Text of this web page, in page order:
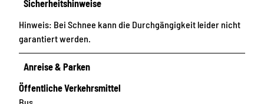
Sicherheitshinweise
Hinweis: Bei Schnee kann die Durchgängigkeit leider nicht
garantiert werden.
Anreise & Parken
Öffentliche Verkehrsmittel